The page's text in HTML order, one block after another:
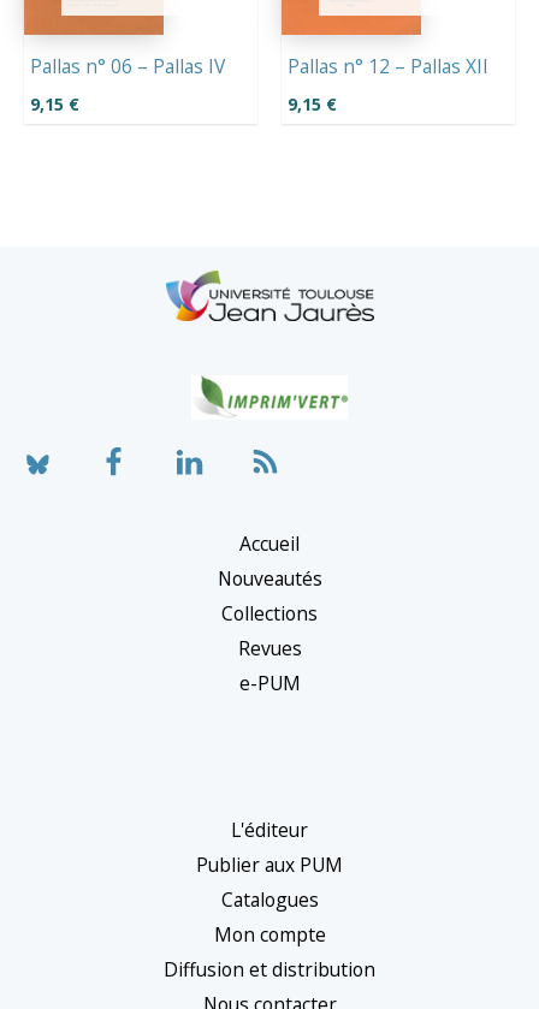
Pallas n° 06 – Pallas IV
9,15 €
Pallas n° 12 – Pallas XII
9,15 €
Accueil
Nouveautés
Collections
Revues
e-PUM
L'éditeur
Publier aux PUM
Catalogues
Mon compte
Diffusion et distribution
Nous contacter